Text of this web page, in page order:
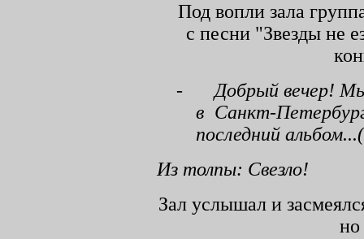
Под вопли зала
с песни "Звезды не
-
Добрый вечер!
в Санкт-
последний
Из толпы: Свезло!
Зал услышал и
но